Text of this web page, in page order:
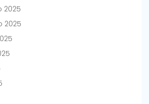
2025
2025